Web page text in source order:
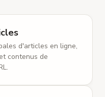
la consolidation.
cortex stabilise les
d'articles en ligne,
contenus de